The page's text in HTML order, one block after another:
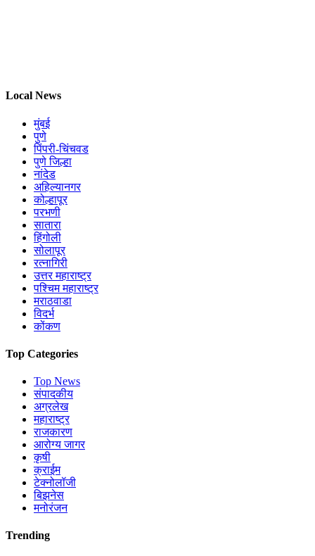
Local News
मुंबई
पुणे
पिंपरी-चिंचवड
पुणे जिल्हा
नांदेड
अहिल्यानगर
कोल्हापूर
परभणी
सातारा
हिंगोली
सोलापूर
रत्नागिरी
उत्तर महाराष्ट्र
पश्चिम महाराष्ट्र
मराठवाडा
विदर्भ
कोंकण
Top Categories
Top News
संपादकीय
अग्रलेख
महाराष्ट्र
राजकारण
आरोग्य जागर
कृषी
क्राईम
टेक्नोलॉजी
बिझनेस
मनोरंजन
Trending